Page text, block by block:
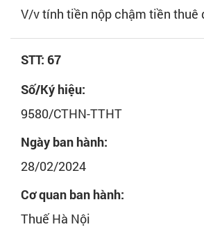
V/v tính tiền nộp chậm tiền thuê
STT: 67
Số/Ký hiệu:
9580/CTHN-TTHT
Ngày ban hành:
28/02/2024
Cơ quan ban hành:
Thuế Hà Nội